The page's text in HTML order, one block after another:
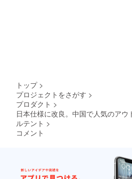
トップ >
プロジェクトをさがす >
プロダクト >
日本仕様に改良。中国で人気のア
ルテント >
コメント